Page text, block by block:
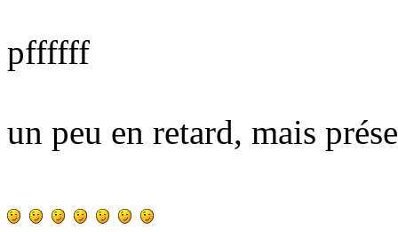
pffffff
un peu en retard, mais